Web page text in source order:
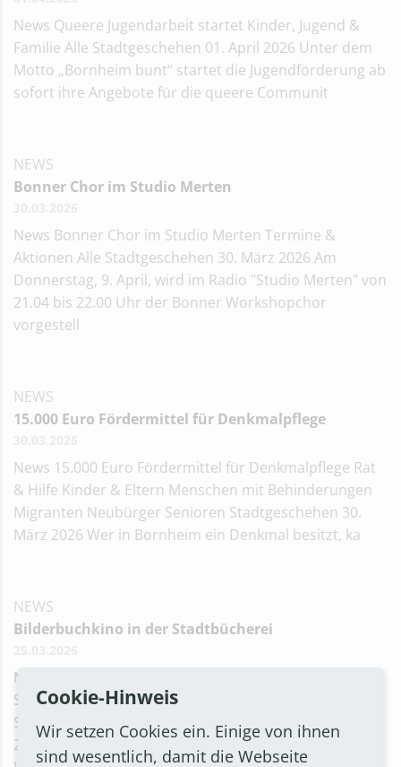
News Queere Jugendarbeit startet Kinder, Jugend &
Familie Alle Stadtgeschehen 01. April 2026 Unter dem
Motto „Bornheim bunt“ startet die Jugendförderung ab
sofort ihre Angebote für die queere Communit
NEWS
Bonner Chor im Studio Merten
News Bonner Chor im Studio Merten Termine &
Aktionen Alle Stadtgeschehen 30. März 2026 Am
Donnerstag, 9. April, wird im Radio "Studio Merten" von
21.04 bis 22.00 Uhr der Bonner Workshopchor
vorgestell
NEWS
15.000 Euro Fördermittel für Denkmalpflege
News 15.000 Euro Fördermittel für Denkmalpflege Rat
& Hilfe Kinder & Eltern Menschen mit Behinderungen
Migranten Neubürger Senioren Stadtgeschehen 30.
März 2026 Wer in Bornheim ein Denkmal besitzt, ka
NEWS
Bilderbuchkino in der Stadtbücherei
News Bilderbuchkino in der Stadtbücherei
Stadtbücherei Termine & Aktionen Kinder & Eltern
Stadtgeschehen 25. März 2026 Am Freitag, 10. April
2026, lädt die Stadtbücherei Bornheim Kinder ab vier
Cookie-Hinweis
Wir setzen Cookies ein. Einige von ihnen
sind wesentlich, damit die Webseite